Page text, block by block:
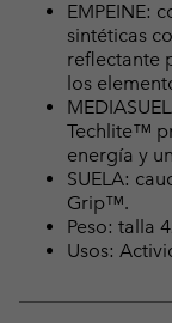
EMPEINE:
sintéticas
reflectante
los
Techlite™
energía y
SUELA:
Grip™.
Peso: talla
Usos: